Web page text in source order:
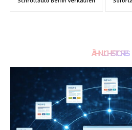
ÄHNLICHE STORIES